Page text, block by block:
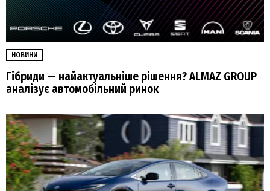
НОВИНИ
Гібриди — найактуальніше рішення? ALMAZ GROUP
аналізує автомобільний ринок